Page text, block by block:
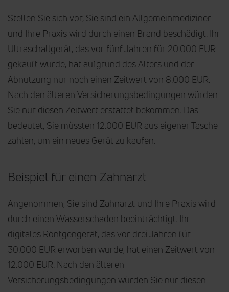
Stellen Sie sich vor, Sie sind ein Allgemeinmediziner
und Ihre Praxis wird durch einen Brand beschädigt. Ihr
Ultraschallgerät, das vor fünf Jahren für 20.000 EUR
gekauft wurde, hat aufgrund des Alters und der
Abnutzung nur noch einen Zeitwert von 8.000 EUR.
Nach den älteren Versicherungsbedingungen würden
Sie nur diesen Zeitwert erstattet bekommen. Das
bedeutet, Sie müssten 12.000 EUR aus eigener Tasche
zahlen, um ein neues Gerät zu kaufen.
Beispiel für einen Zahnarzt
Angenommen, Sie sind Zahnarzt und Ihre Praxis wird
durch einen Wasserschaden beeinträchtigt. Ihr
digitales Röntgengerät, das vor drei Jahren für
30.000 EUR erworben wurde, hat einen Zeitwert von
12.000 EUR. Nach den älteren
Versicherungsbedingungen würden Sie nur diesen